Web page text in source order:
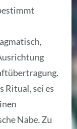
Ritual, sei es
Nabe. Zu